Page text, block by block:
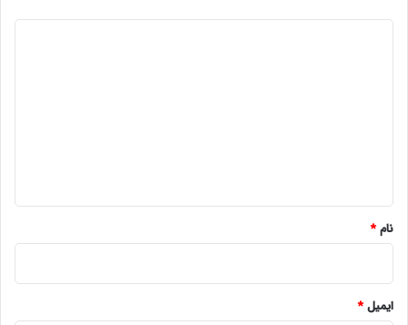
نام*
ایمیل*